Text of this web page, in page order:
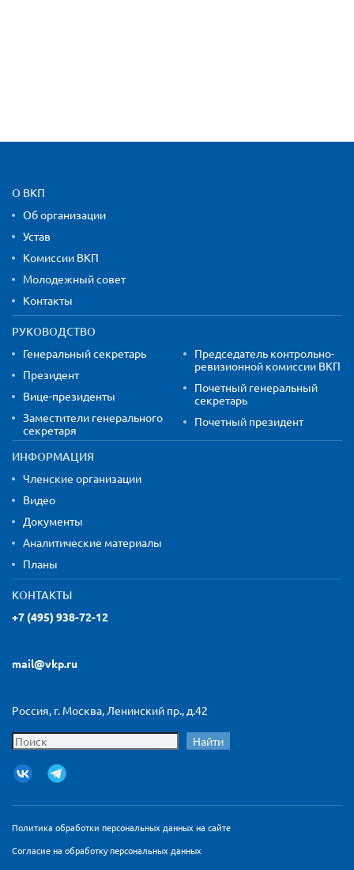
Карта сайта и контактная
О ВКП
Об организации
Устав
Комиссии ВКП
Молодежный совет
Контакты
РУКОВОДСТВО
Генеральный секретарь
Президент
Вице-президенты
Заместители генерального
секретаря
Председатель контрольно-
ревизионной комиссии ВКП
Почетный генеральный
секретарь
Почетный президент
ИНФОРМАЦИЯ
Членские организации
Видео
Документы
Аналитические материалы
Планы
КОНТАКТЫ
+7 (495) 938-72-12
mail@vkp.ru
Россия, г. Москва, Ленинский пр., д.42
Найти
Политика обработки персональных данных на сайте
Согласие на обработку персональных данных